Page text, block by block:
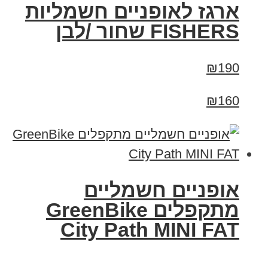
ארגז לאופניים חשמליות
FISHERS שחור /לבן
₪190
₪160
אופניים חשמליים
‏מתקפלים GreenBike
City Path MINI FAT